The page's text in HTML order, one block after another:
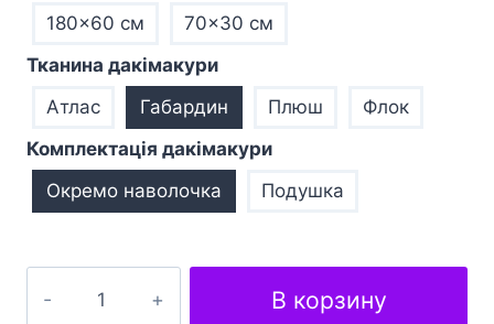
180x60 см
70×30 см
Тканина дакімакури
Атлас
Габардин Плюш
Флок
Комплектація дакімакури
Окремо наволочка
Подушка
обіймашка
В корзину